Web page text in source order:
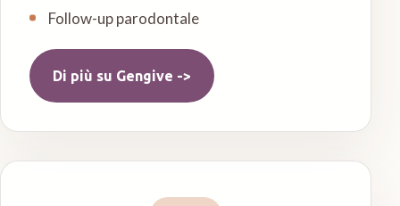
Follow-up parodontale
Di più su Gengive ->